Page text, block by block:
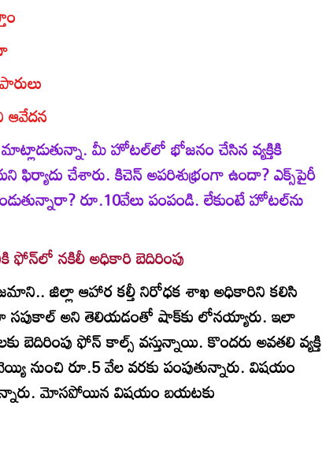
మాట్లాడుతున్నా. మీ హోటల్‌లో భోజనం చేసిన వ్యక్తికి
చేశారు. కిచెన్‌ అపరిశుభ్రంగా ఉందా? ఎక్స్‌పైరీ
రూ.10వేలు పంపండి. లేకుంటే హోటల్‌ను
నకిలీ అధికారి బెదిరింపు
జిల్లా ఆహార కల్తీ నిరోధక శాఖ అధికారిని కలిసి
అని తెలియడంతో షాక్‌కు లోనయ్యారు. ఇలా
ఫోన్‌ కాల్స్‌ వస్తున్నాయి. కొందరు అవతలి వ్యక్తి
నుంచి రూ.5 వేల వరకు పంపుతున్నారు. విషయం
మోసపోయిన విషయం బయటకు